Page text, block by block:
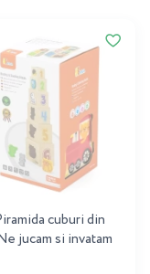
cuburi din
jucam si invatam